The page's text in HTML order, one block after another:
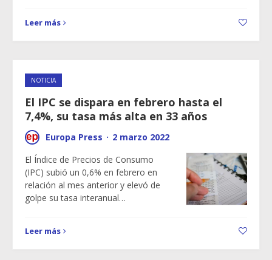
Leer más
NOTICIA
El IPC se dispara en febrero hasta el
7,4%, su tasa más alta en 33 años
Europa Press · 2 marzo 2022
El Índice de Precios de Consumo
(IPC) subió un 0,6% en febrero en
relación al mes anterior y elevó de
golpe su tasa interanual…
Leer más